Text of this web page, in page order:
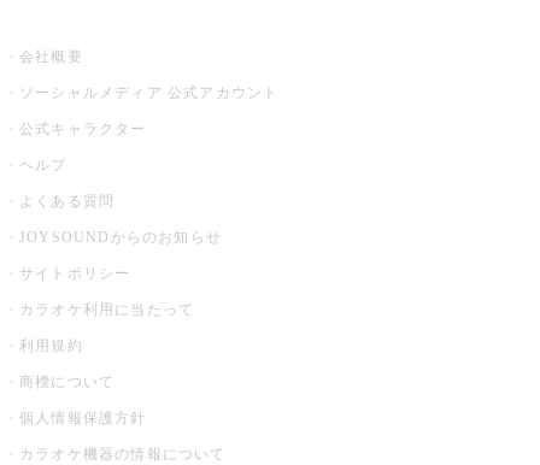
会社概要
ソーシャルメディア 公式アカウント
公式キャラクター
ヘルプ
よくある質問
JOYSOUNDからのお知らせ
サイトポリシー
カラオケ利用に当たって
利用規約
商標について
個人情報保護方針
カラオケ機器の情報について